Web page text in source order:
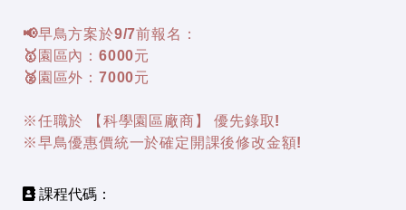
📢早鳥方案於9/7前報名：
🥇園區內：6000元
🥈園區外：7000元
※任職於 【科學園區廠商】 優先錄取!
※早鳥優惠價統一於確定開課後修改金額!
課程代碼：